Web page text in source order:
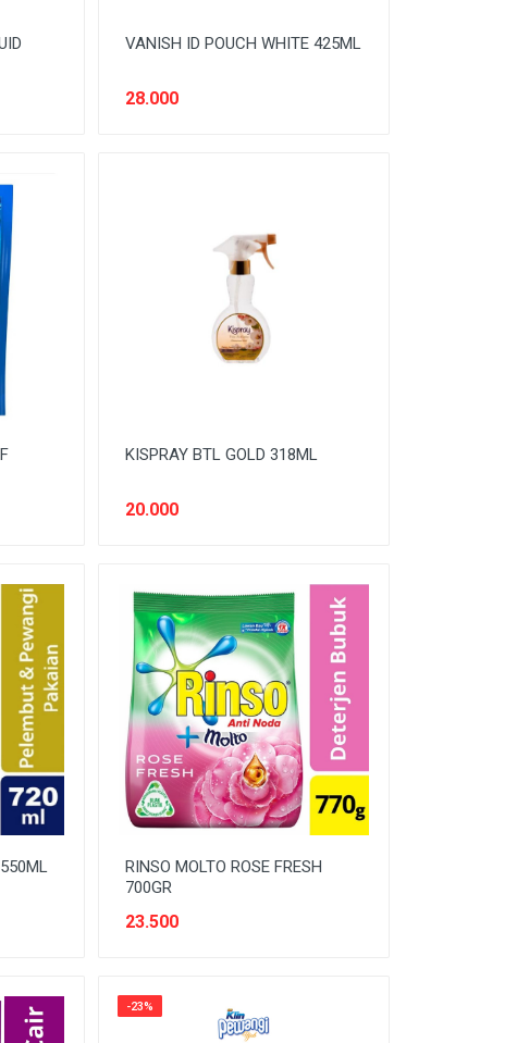
VANISH ID POUCH WHITE 425ML
28.000
KISPRAY BTL GOLD 318ML
20.000
RINSO MOLTO ROSE FRESH
700GR
23.500
-23%